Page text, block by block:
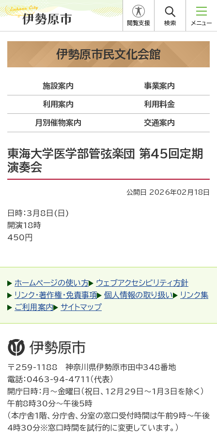
閲覧支援 検索 メニュー
伊勢原市民文化会館
施設案内 事業案内
利用案内 利用料金
月別催物案内 交通案内
東海大学医学部管弦楽団 第45回定期
演奏会
公開日 2026年02月18日
日時：3月8日(日)
開演18時
450円
ホームページの使い方
ウェブアクセシビリティ方針
リンク・著作権・免責事項
個人情報の取り扱い
リンク集
ご利用案内
サイトマップ
〒259-1188 神奈川県伊勢原市田中348番地
電話：0463-94-4711（代表）
開庁日時：月～金曜日（祝日、12月29日～1月3日を除く）
午前8時30分～午後5時
（本庁舎1階、分庁舎、分室の窓口受付時間は午前9時～午後
4時30分※窓口時間を試行的に変更しています。）